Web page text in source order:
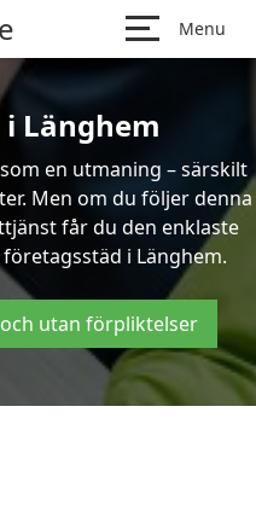
Menu
Länghem
en utmaning – särskilt
Men om du följer denna
får du den enklaste
i Länghem.
utan förpliktelser